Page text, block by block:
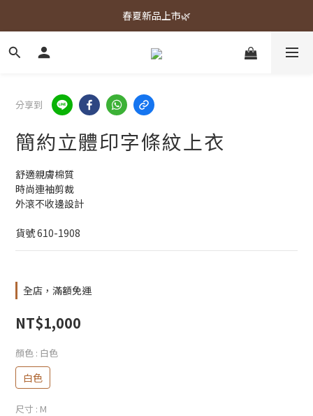
春夏新品上市🌿
春夏新品上市🌿
週週上新品✨
分享到
簡約立體印字條紋上衣
舒適親膚棉質
時尚連袖剪裁
外滾不收邊設計
貨號 610-1908
全店，滿額免運
NT$1,000
顏色 : 白色
白色
尺寸 : M